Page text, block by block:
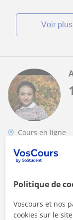
voir plus
Cours en ligne
Français
par exemple
constamment
cocher les
Politique de
Voscours et nos
cookies sur le